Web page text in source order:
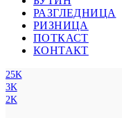
РАЗГЛЕДНИЦА
РИЗНИЦА
ПОТКАСТ
КОНТАКТ
25K
3K
2K